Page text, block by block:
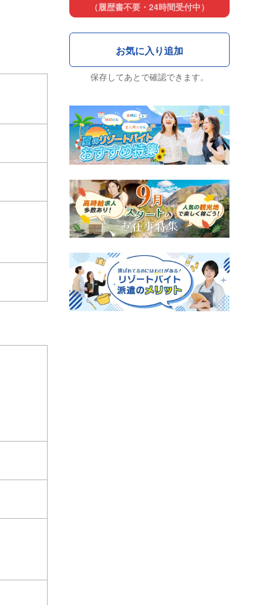
（履歴書不要・24時間受付中）
保存してあとで確認できます。